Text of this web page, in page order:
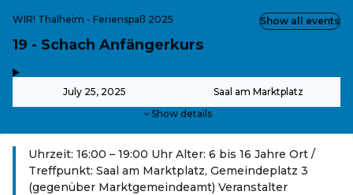
WIR! Thalheim - Ferienspaß 2025
19 - Schach Anfängerkurs
July 25, 2025 Saal am Marktplatz
Show details
Show all events
Uhrzeit: 16:00 – 19:00 Uhr Alter: 6 bis 16 Jahre Ort /
Treffpunkt: Saal am Marktplatz, Gemeindeplatz 3
(gegenüber Marktgemeindeamt) Veranstalter